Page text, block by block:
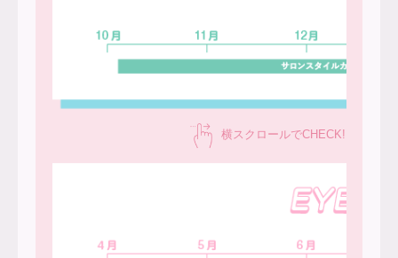
横スクロールでCHECK!